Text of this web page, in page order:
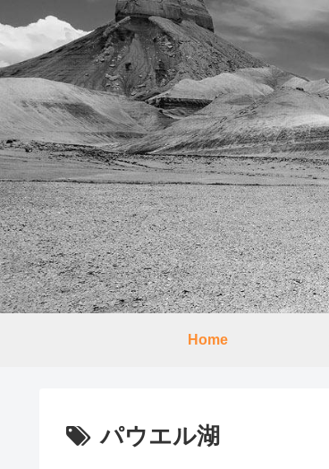
Home
パウエル湖